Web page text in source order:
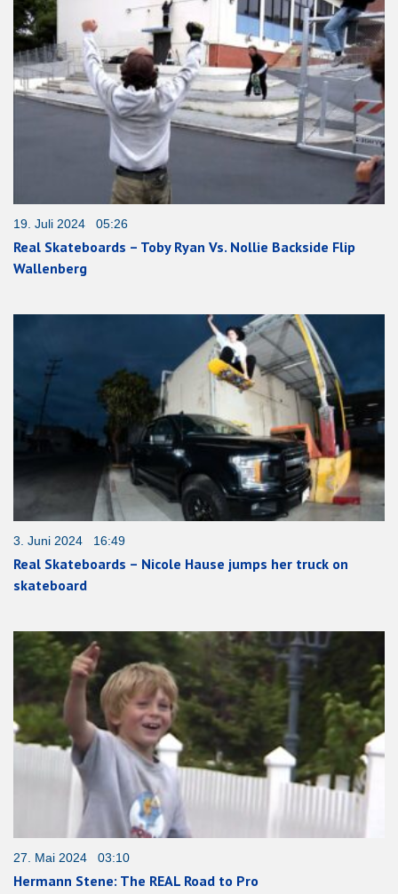
19. Juli 2024 05:26
Real Skateboards – Toby Ryan Vs. Nollie Backside Flip
Wallenberg
3. Juni 2024 16:49
Real Skateboards – Nicole Hause jumps her truck on
skateboard
27. Mai 2024 03:10
Hermann Stene: The REAL Road to Pro